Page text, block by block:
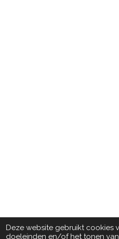
Deze website gebruikt cookies
doeleinden en/of het tonen